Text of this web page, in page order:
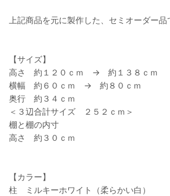
上記商品を元に製作した、セミオーダー品
【サイズ】
高さ 約１２０ｃｍ → 約１３８ｃｍ
横幅 約６０ｃｍ → 約８０ｃｍ
奥行 約３４ｃｍ
＜３辺合計サイズ ２５２ｃｍ＞
棚と棚の内寸
高さ 約３０ｃｍ
【カラー】
柱 ミルキーホワイト（柔らかい白）